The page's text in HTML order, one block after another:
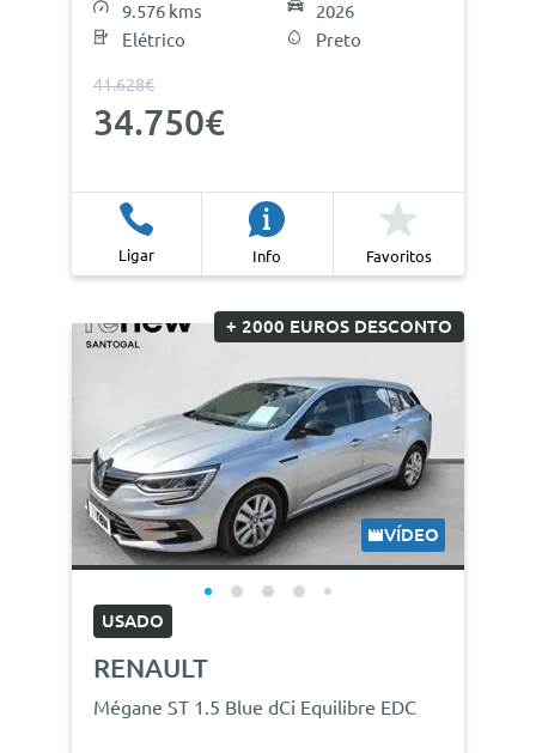
9.576 kms
Elétrico
2026
Preto
41.628€
34.750€
Ligar Info Favoritos
+ 2000 EUROS DESCONTO
VÍDEO
USADO
RENAULT
Mégane ST 1.5 Blue dCi Equilibre EDC